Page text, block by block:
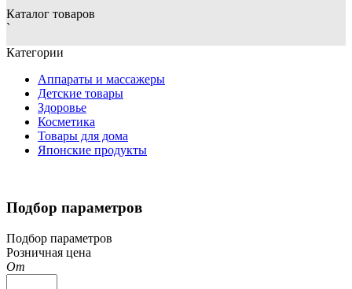
Каталог товаров
`
Категории
Аппараты и массажеры
Детские товары
Здоровье
Косметика
Товары для дома
Японские продукты
Подбор параметров
Подбор параметров
Розничная цена
От